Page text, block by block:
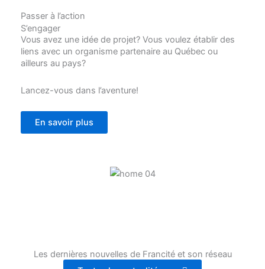
Passer à l’action
S’engager
Vous avez une idée de projet? Vous voulez établir des
liens avec un organisme partenaire au Québec ou
ailleurs au pays?
Lancez-vous dans l’aventure!
En savoir plus
Les dernières nouvelles de Francité et son réseau